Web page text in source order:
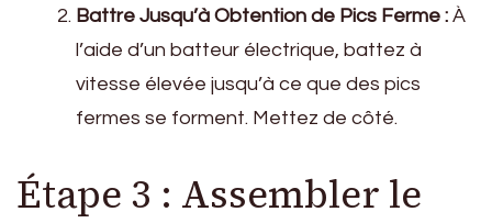
Battre Jusqu’à Obtention de Pics Ferme : À
l’aide d’un batteur électrique, battez à
vitesse élevée jusqu’à ce que des pics
fermes se forment. Mettez de côté.
Étape 3 : Assembler le